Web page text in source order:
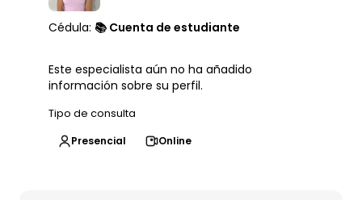
Cédula: 📚 Cuenta de estudiante
Este especialista aún no ha añadido
información sobre su perfil.
Tipo de consulta
Presencial
Online